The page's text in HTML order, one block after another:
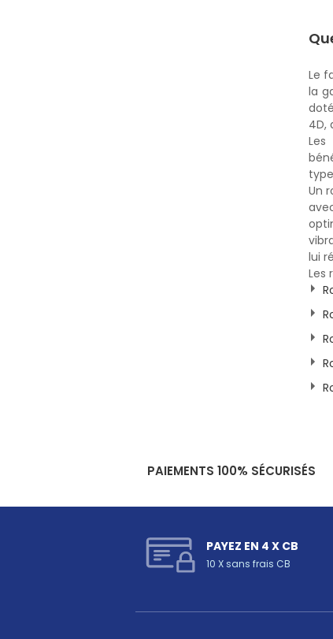
Le
la
4D,
Un
lui
Les
PAIEMENTS 100% SÉCURISÉS
PAYEZ EN 4 X CB
10 X sans frais CB